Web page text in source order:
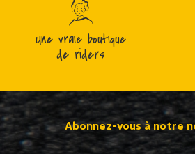
Une vraie boutique
de riders
Abonnez-vous à notre